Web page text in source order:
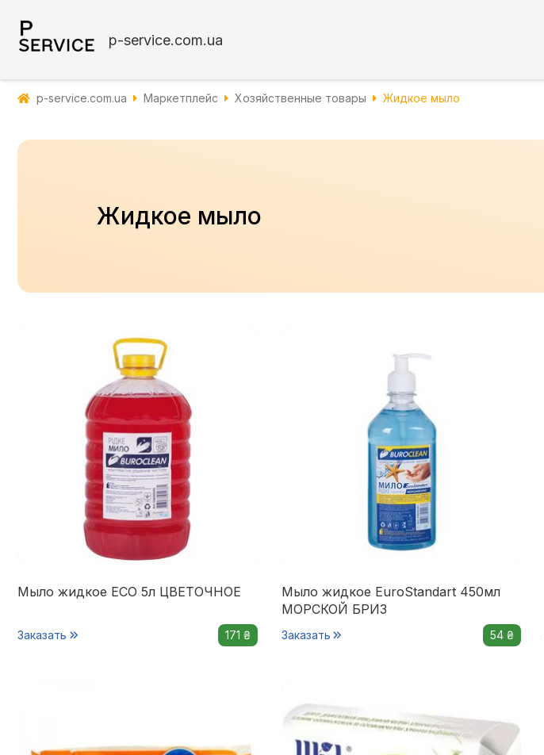
p-service.com.ua
p-service.com.ua Маркетплейс Хозяйственные товары Жидкое мыло
Жидкое мыло
Мыло жидкое ECO 5л ЦВЕТОЧНОЕ
Заказать 171 ₴
Мыло жидкое EuroStandart 450мл
МОРСКОЙ БРИЗ
Заказать 54 ₴